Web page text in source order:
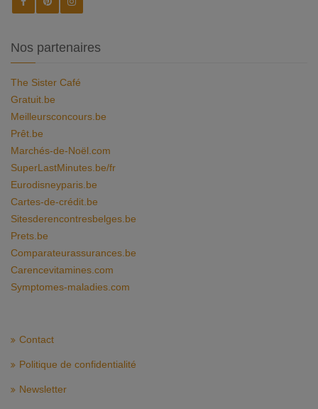
Nos partenaires
The Sister Café
Gratuit.be
Meilleursconcours.be
Prêt.be
Marchés-de-Noël.com
SuperLastMinutes.be/fr
Eurodisneyparis.be
Cartes-de-crédit.be
Sitesderencontresbelges.be
Prets.be
Comparateurassurances.be
Carencevitamines.com
Symptomes-maladies.com
Contact
Politique de confidentialité
Newsletter